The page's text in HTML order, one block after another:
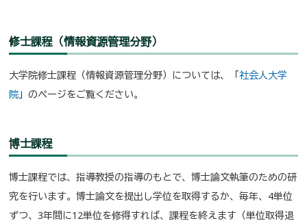
修士課程（情報資源管理分野）
大学院修士課程（情報資源管理分野）については、「社会人大学
院」のページをご覧ください。
博士課程
博士課程では、指導教授の指導のもとで、博士論文執筆のための研
究を行います。博士論文を提出し学位を取得するか、毎年、4単位
ずつ、3年間に12単位を修得すれば、課程を終えます（単位取得退